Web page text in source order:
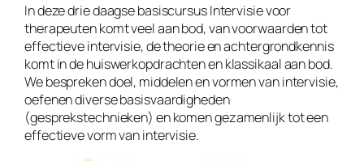
In deze drie daagse basiscursus Intervisie voor
therapeuten komt veel aan bod, van voorwaarden tot
effectieve intervisie, de theorie en achtergrondkennis
komt in de huiswerkopdrachten en klassikaal aan bod.
We bespreken doel, middelen en vormen van intervisie,
oefenen diverse basisvaardigheden
(gesprekstechnieken) en komen gezamenlijk tot een
effectieve vorm van intervisie.